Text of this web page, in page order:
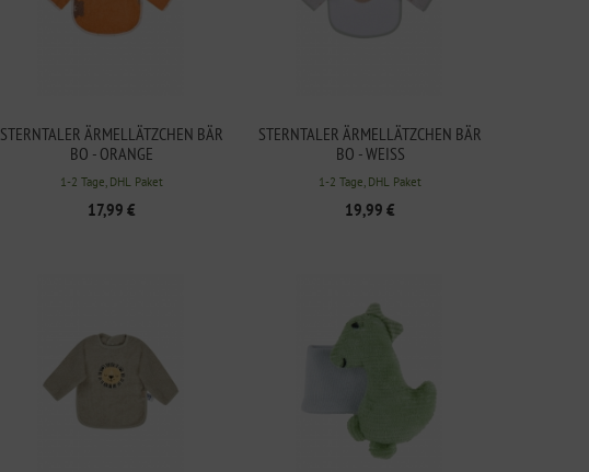
STERNTALER ÄRMELLÄTZCHEN BÄR
BO - ORANGE
1-2 Tage, DHL Paket
17,99 €
STERNTALER ÄRMELLÄTZCHEN BÄR
BO - WEISS
1-2 Tage, DHL Paket
19,99 €